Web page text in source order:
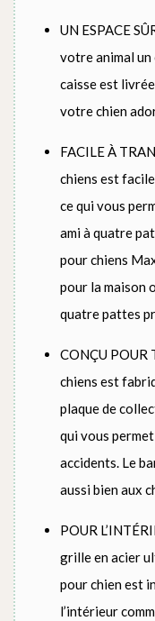
UN ESPACE
votre animal un
caisse est
votre chien
FACILE À
chiens est
ce qui vous
ami à quatre
pour chiens
pour la maison
quatre pattes
CONÇU POUR
chiens est
plaque de
qui vous
accidents. Le
aussi bien aux
POUR
grille en acier
pour chien est
l’intérieur